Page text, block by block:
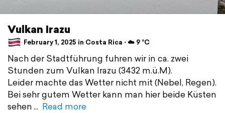
Vulkan Irazu
February 1, 2025 in Costa Rica ⋅ ☁️ 9 °C
Nach der Stadtführung fuhren wir in ca. zwei
Stunden zum Vulkan Irazu (3432 m.ü.M).
Leider machte das Wetter nicht mit (Nebel, Regen).
Bei sehr gutem Wetter kann man hier beide Küsten
sehen
Read more